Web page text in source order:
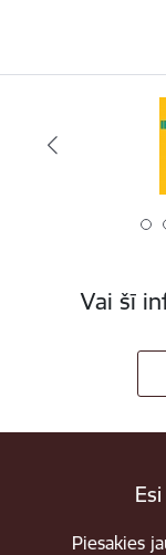
Vai šī
Piesakies